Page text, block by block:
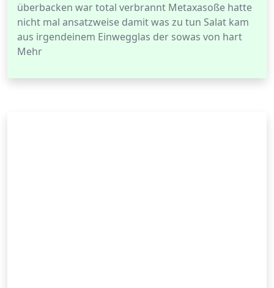
überbacken war total verbrannt Metaxasoße hatte
nicht mal ansatzweise damit was zu tun Salat kam
aus irgendeinem Einwegglas der sowas von hart
Mehr